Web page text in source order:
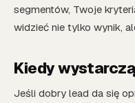
segmentów, Twoje
widzieć nie tylko wynik,
Kiedy
Jeśli dobry lead da się